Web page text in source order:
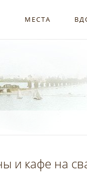
МЕСТА
и кафе на